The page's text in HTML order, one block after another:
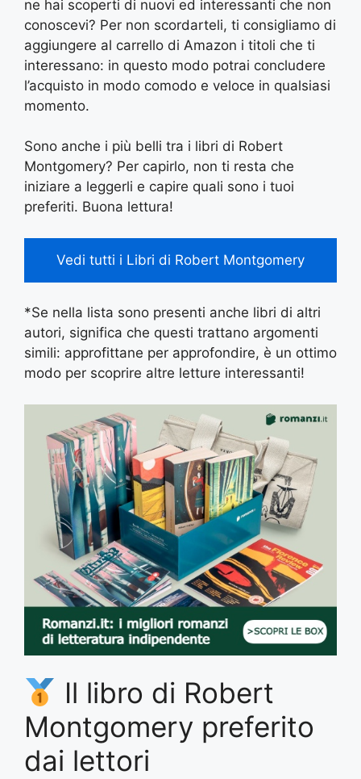
ne hai scoperti di nuovi ed interessanti che non
conoscevi? Per non scordarteli, ti consigliamo di
aggiungere al carrello di Amazon i titoli che ti
interessano: in questo modo potrai concludere
l’acquisto in modo comodo e veloce in qualsiasi
momento.
Sono anche i più belli tra i libri di Robert
Montgomery? Per capirlo, non ti resta che
iniziare a leggerli e capire quali sono i tuoi
preferiti. Buona lettura!
Vedi tutti i Libri di Robert Montgomery
*Se nella lista sono presenti anche libri di altri
autori, significa che questi trattano argomenti
simili: approfittane per approfondire, è un ottimo
modo per scoprire altre letture interessanti!
Il libro di Robert
Montgomery preferito
dai lettori